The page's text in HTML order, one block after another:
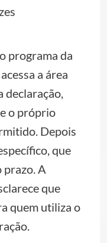
programa da
a área
declaração,
o próprio
Depois
que
prazo. A
que
quem utiliza o